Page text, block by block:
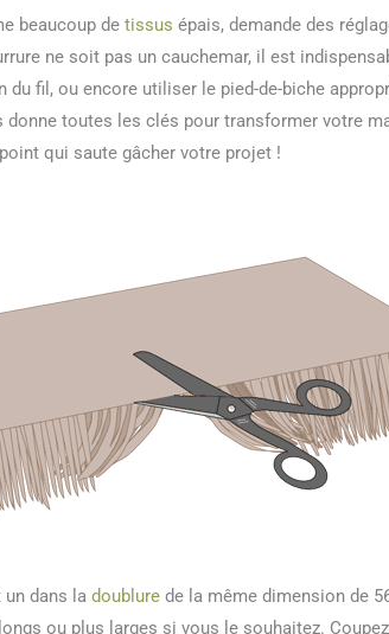
beaucoup de tissus épais, demande des
ne soit pas un cauchemar, il est
du fil, ou encore utiliser le pied-de-biche
donne toutes les clés pour transformer votre
qui saute gâcher votre projet !
dans la doublure de la même dimension de
ou plus larges si vous le souhaitez.